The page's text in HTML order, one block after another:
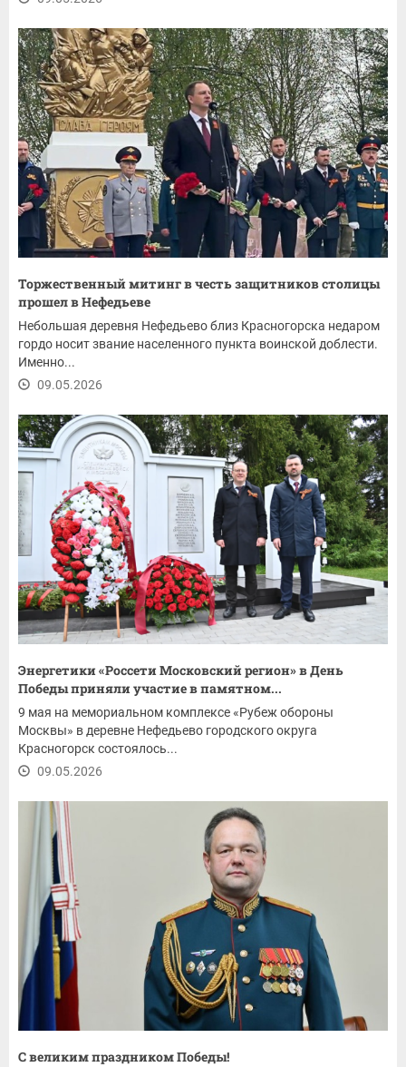
Торжественный митинг в честь защитников столицы
прошел в Нефедьеве
Небольшая деревня Нефедьево близ Красногорска недаром
гордо носит звание населенного пункта воинской доблести.
Именно...
09.05.2026
Энергетики «Россети Московский регион» в День
Победы приняли участие в памятном...
9 мая на мемориальном комплексе «Рубеж обороны
Москвы» в деревне Нефедьево городского округа
Красногорск состоялось...
09.05.2026
С великим праздником Победы!